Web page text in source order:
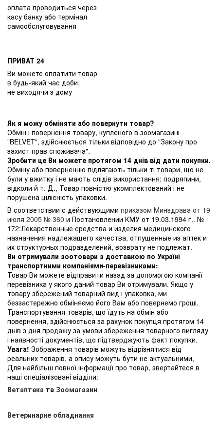
оплата проводиться через
касу банку або термінал
самообслуговування
ПРИВАТ 24
Ви можете оплатити товар
в будь-який час доби,
не виходячи з дому
Як я можу обміняти або повернути товар?
Обмін і повернення товару, купленого в зоомагазині
"BELVET", здійснюється тільки відповідно до "Закону про
захист прав споживача".
Зробити це Ви можете протягом 14 днів від дати покупки.
Обміну або поверненню підлягають тільки ті товари, що не
були у вжитку і не мають слідів використання: подряпини,
відколи й т. Д., Товар повністю укомплектований і не
порушена цілісність упаковки.
В соответствии с действующими приказом Минздрава от 19
июля 2005 № 360 и Постановлении КМУ от 19.03.1994 г.. №
172:Лекарственные средства и изделия медицинского
назначения надлежащего качества, отпущенные из аптек и
их структурных подразделений, возврату не подлежат.
Ви отримували зоотовари з доставкою по Україні
транспортними компаніями-перевізниками:
Товар Ви можете відправити назад за допомогою компанії
перевізника у якого даний товар Ви отримували. Якщо у
товару збережений товарний вид і упаковка, ми
беззастережно обміняємо його Вам або повернемо гроші.
Транспортування товарів, що їдуть на обмін або
повернення, здійснюється за рахунок покупця протягом 14
днів з дня продажу за умови збереження товарного вигляду
і наявності документів, що підтверджують факт покупки.
Увага! Зображення товарів можуть відрізнятися від
реальних товарів, а опису можуть бути не актуальними,
Для найбільш повної інформації про товар, звертайтеся в
наші спеціалізовані відділи:
Ветаптека та Зоомагазин
Ветеринарне обладнання